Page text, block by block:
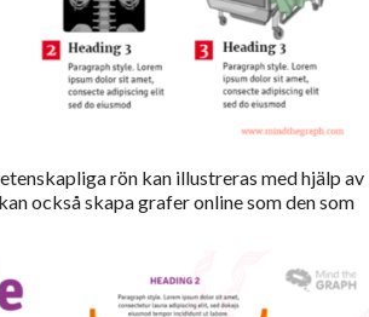
rön kan illustreras med hjälp av
också skapa grafer online som den som